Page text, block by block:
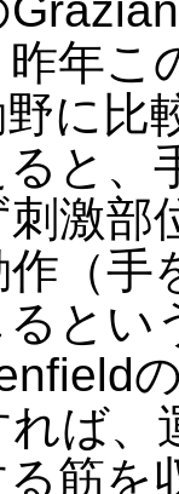
年こ
に比
と、
激部
作（
とい
ば、
筋を